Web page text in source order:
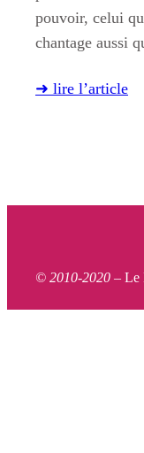
pouvoir, celui
chantage aussi
➜ lire l’article
© 2010-2020 – Le